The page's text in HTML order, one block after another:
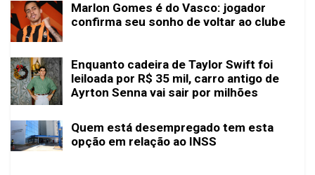
Marlon Gomes é do Vasco: jogador
confirma seu sonho de voltar ao clube
Enquanto cadeira de Taylor Swift foi
leiloada por R$ 35 mil, carro antigo de
Ayrton Senna vai sair por milhões
Quem está desempregado tem esta
opção em relação ao INSS